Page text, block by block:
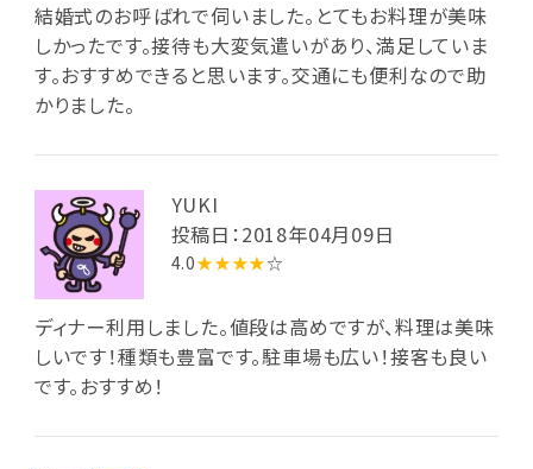
結婚式のお呼ばれで伺いました。とてもお料理が美味
しかったです。接待も大変気遣いがあり、満足していま
す。おすすめできると思います。交通にも便利なので助
かりました。
YUKI
投稿日：2018年04月09日
4.0★★★★☆
ディナー利用しました。値段は高めですが、料理は美味
しいです！種類も豊富です。駐車場も広い！接客も良い
です。おすすめ！